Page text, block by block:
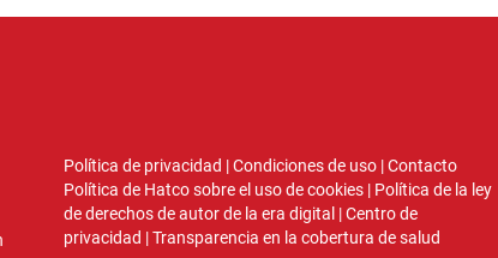
Política de privacidad |Condiciones de uso|Contacto
Política de Hatco sobre el uso de cookies| Política de la ley
de derechos de autor de la era digital |Centro de
privacidad |Transparencia en la cobertura de salud